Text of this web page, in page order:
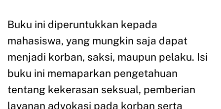
Buku ini diperuntukkan kepada
mahasiswa, yang mungkin saja dapat
menjadi korban, saksi, maupun pelaku. Isi
buku ini memaparkan pengetahuan
tentang kekerasan seksual, pemberian
layanan advokasi pada korban serta